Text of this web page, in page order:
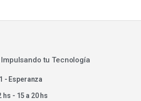
tu Tecnología
- Esperanza
hs - 15 a 20 hs